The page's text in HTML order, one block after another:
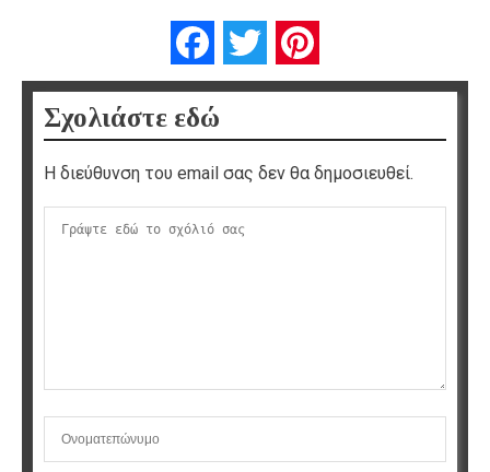
FacebookTwitter
Σχολιάστε εδώ
Η διεύθυνση του email σας δεν θα δημοσιευθεί.